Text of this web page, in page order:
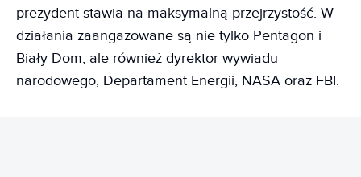
prezydent stawia na maksymalną przejrzystość. W
działania zaangażowane są nie tylko Pentagon i
Biały Dom, ale również dyrektor wywiadu
narodowego, Departament Energii, NASA oraz FBI.